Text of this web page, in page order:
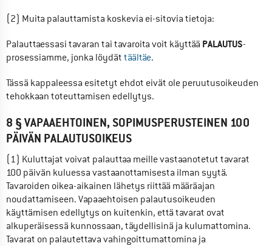
(2) Muita palauttamista koskevia ei-sitovia tietoja:
Palauttaessasi tavaran tai tavaroita voit käyttää PALAUTUS-
prosessiamme, jonka löydät täältäe.
Tässä kappaleessa esitetyt ehdot eivät ole peruutusoikeuden
tehokkaan toteuttamisen edellytys.
8 § VAPAAEHTOINEN, SOPIMUSPERUSTEINEN 100
PÄIVÄN PALAUTUSOIKEUS
(1) Kuluttajat voivat palauttaa meille vastaanotetut tavarat
100 päivän kuluessa vastaanottamisesta ilman syytä.
Tavaroiden oikea-aikainen lähetys riittää määräajan
noudattamiseen. Vapaaehtoisen palautusoikeuden
käyttämisen edellytys on kuitenkin, että tavarat ovat
alkuperäisessä kunnossaan, täydellisinä ja kulumattomina.
Tavarat on palautettava vahingoittumattomina ja